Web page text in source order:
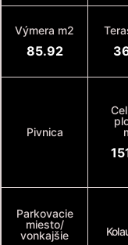
Výmera m2
85.92
Pivnica
Parkovacie
miesto/
vonkajšie